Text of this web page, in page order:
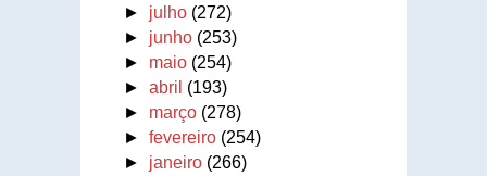
► julho (272)
► junho (253)
► maio (254)
►abril (193)
► março (278)
►fevereiro (254)
► janeiro (266)